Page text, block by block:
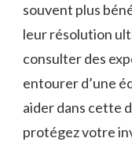
souvent ‍plus
leur résolution
consulter des
entourer d’une
aider dans cette
‌protégez votre